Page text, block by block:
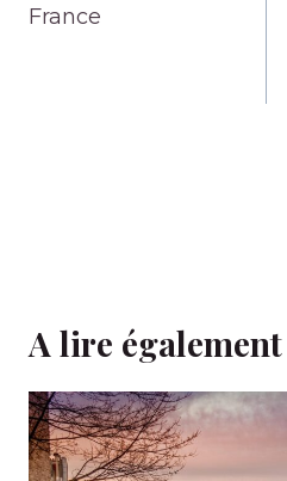
France
A lire également